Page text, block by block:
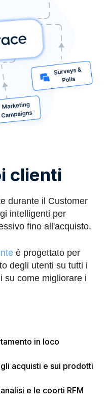
clienti
durante il Customer
intelligenti per
fino all'acquisto.
è progettato per
degli utenti su tutti i
su come migliorare i
in loco
acquisti e sui prodotti
e le coorti RFM